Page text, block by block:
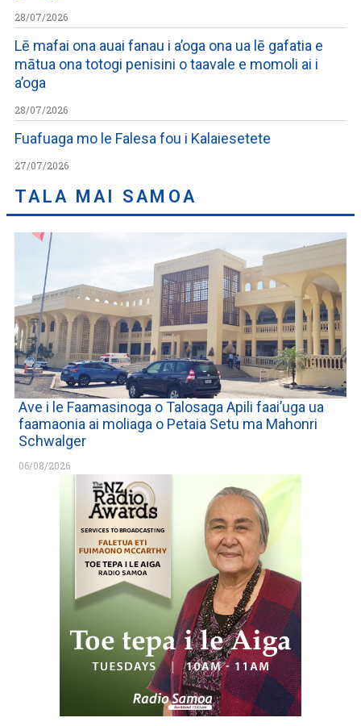
28/07/2026
Lē mafai ona auai fanau i a’oga ona ua lē gafatia e
mātua ona totogi penisini o taavale e momoli ai i
a’oga
28/07/2026
Fuafuaga mo le Falesa fou i Kalaiesetete
27/07/2026
TALA MAI SAMOA
Ave i le Faamasinoga o Talosaga Apili faai’uga ua
faamaonia ai moliaga o Petaia Setu ma Mahonri
Schwalger
06/08/2026